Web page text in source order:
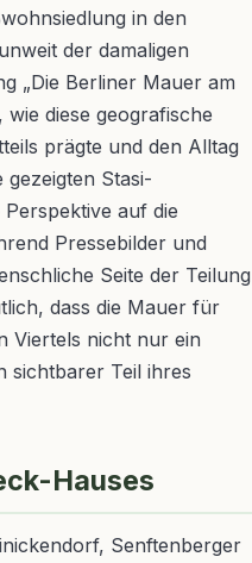
in den
der damaligen
„Die Berliner Mauer am
diese geografische
prägte und den Alltag
Stasi-
auf die
Pressebilder und
Seite der Teilung
dass die Mauer für
Viertels nicht nur ein
sichtbarer Teil ihres
Hauses
Senftenberger